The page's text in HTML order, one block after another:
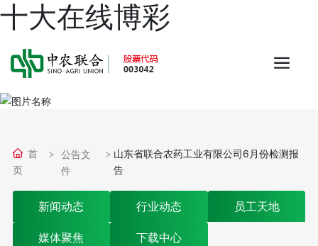
十大在线博彩
首
页
公告文
件
山东省联合农药工业有限公司6月份检测报
告
新闻动态 行业动态 员工天地
媒体聚焦 下载中心